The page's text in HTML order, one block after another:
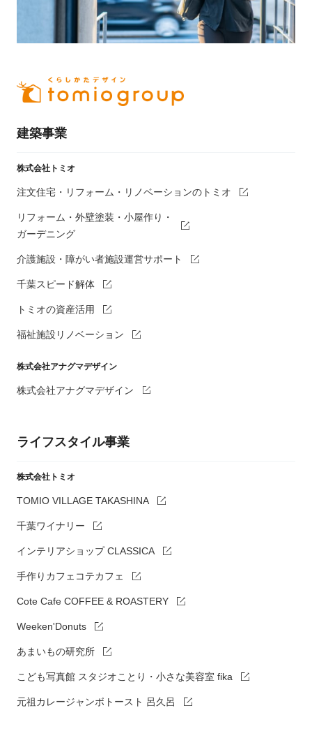
建築事業
株式会社トミオ
注文住宅・リフォーム・リノベーションのトミオ
リフォーム・外壁塗装・小屋作り・
ガーデニング
介護施設・障がい者施設運営サポート
千葉スピード解体
トミオの資産活用
福祉施設リノベーション
株式会社アナグマデザイン
株式会社アナグマデザイン
ライフスタイル事業
株式会社トミオ
TOMIO VILLAGE TAKASHINA
千葉ワイナリー
インテリアショップ CLASSICA
手作りカフェコテカフェ
Cote Cafe COFFEE & ROASTERY
Weeken'Donuts
あまいもの研究所
こども写真館 スタジオことり・小さな美容室 fika
元祖カレージャンボトースト 呂久呂